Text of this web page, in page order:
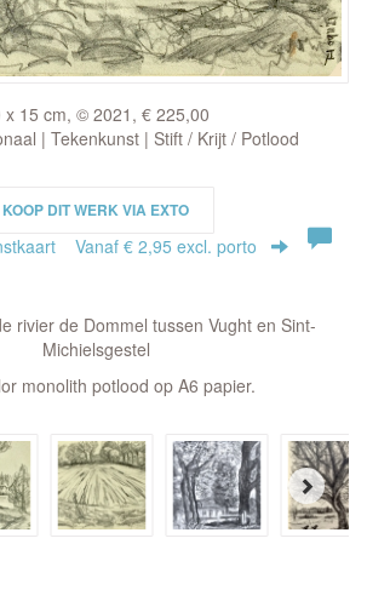
x 15 cm, © 2021, € 225,00
| Tekenkunst | Stift / Krijt / Potlood
KOOP DIT WERK VIA EXTO
Vanaf € 2,95 excl. porto
rivier de Dommel tussen Vught en Sint-
Michielsgestel
monolith potlood op A6 papier.